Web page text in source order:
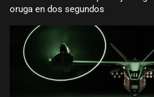
oruga en dos segundos